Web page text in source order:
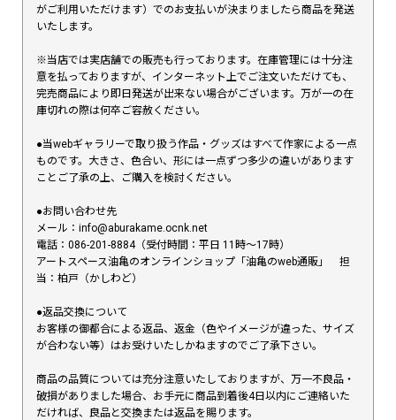
がご利用いただけます）でのお支払いが決まりましたら商品を発送
いたします。
※当店では実店舗での販売も行っております。在庫管理には十分注
意を払っておりますが、インターネット上でご注文いただけても、
完売商品により即日発送が出来ない場合がございます。万が一の在
庫切れの際は何卒ご容赦ください。
●当webギャラリーで取り扱う作品・グッズはすべて作家による一点
ものです。大きさ、色合い、形には一点ずつ多少の違いがあります
ことご了承の上、ご購入を検討ください。
●お問い合わせ先
メール：info@aburakame.ocnk.net
電話：086-201-8884（受付時間：平日 11時〜17時）
アートスペース油亀のオンラインショップ「油亀のweb通販」 担
当：柏戸（かしわど）
●返品交換について
お客様の御都合による返品、返金（色やイメージが違った、サイズ
が合わない等）はお受けいたしかねますのでご了承下さい。
商品の品質については充分注意いたしておりますが、万一不良品・
破損がありました場合、お手元に商品到着後4日以内にご連絡いた
だければ、良品と交換または返品を賜ります。